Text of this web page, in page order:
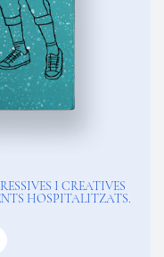
I CREATIVES
HOSPITALITZATS.